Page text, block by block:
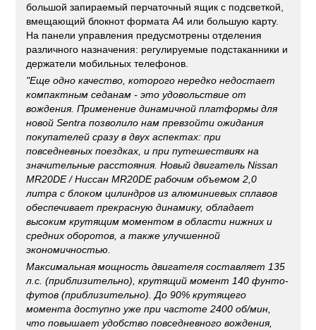
большой запираемый перчаточный ящик с подсветкой,
вмещающий блокнот формата А4 или большую карту.
На панели управления предусмотрены отделения
различного назначения: регулируемые подстаканники и
держатели мобильных телефонов.
"Еще одно качество, которого нередко недостает
компактным седанам - это удовольствие от
вождения. Применение динамичной платформы для
новой Sentra позволило нам превзойти ожидания
покупателей сразу в двух аспектах: при
повседневных поездках, и при путешествиях на
значительные расстояния. Новый двигательNissan
MR20DE/Ниссан MR20DEрабочим объемом 2,0
литра с блоком цилиндров из алюминиевых сплавов
обеспечивает прекрасную динамику, обладает
высоким крутящим моментом в области нижних и
средних оборотов, а также улучшенной
экономичностью.
Максимальная мощность двигателя составляет 135
л.с. (приблизительно), крутящий момент 140 фунто-
футов (приблизительно). До 90% крутящего
момента доступно уже при частоте 2400 об/мин,
что повышает удобство повседневного вождения,